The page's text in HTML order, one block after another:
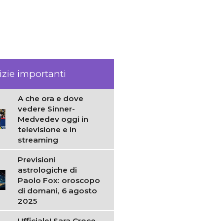
importanti
A che ora e dove
vedere Sinner-
Medvedev oggi in
televisione e in
streaming
Previsioni
astrologiche di
Paolo Fox: oroscopo
di domani, 6 agosto
2025